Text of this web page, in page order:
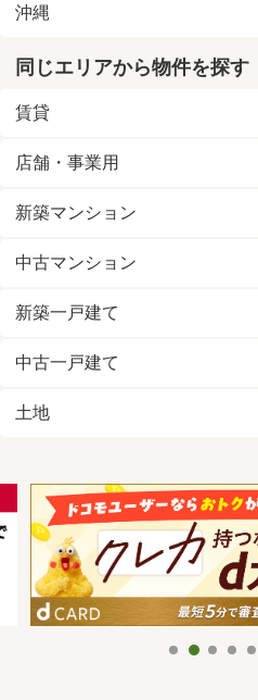
沖縄
同じエリアから物件を探す
賃貸
店舗・事業用
新築マンション
中古マンション
新築一戸建て
中古一戸建て
土地